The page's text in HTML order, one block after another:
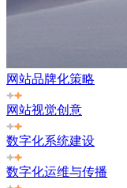
网站品牌化策略
网站视觉创意
数字化系统建设
数字化运维与传播